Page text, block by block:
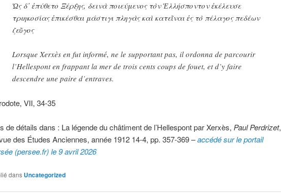
Ὡς δ᾽ ἐπύθετο Ξέρξης, δεινὰ ποιεύμενος τὸν Ἑλλήσποντον ἐκέλευσε
τριηκοσίας ἐπικέσθαι μάστιγι πληγὰς καὶ κατεῖναι ἐς τὸ πέλαγος πεδέων
ζεῦγος
Lorsque Xerxès en fut informé, ne le supportant pas, il ordonna de parcourir
l’Hellespont en frappant la mer de trois cents coups de fouet, et d’y faire
descendre une paire d’entraves.
VII, 34-35
de détails dans : La légende du châtiment de l’Hellespont par Xerxès, Paul Perdrizet,
des Études Anciennes, année 1912 14-4, pp. 357-369 –accédé sur le portail
(persee.fr) le 9 avril 2026
dans Uncategorized